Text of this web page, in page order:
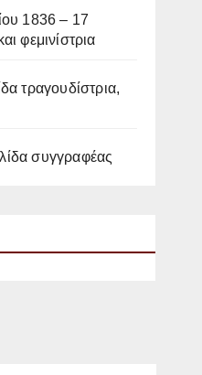
1836 – 17
φεμινίστρια
τραγουδίστρια,
συγγραφέας